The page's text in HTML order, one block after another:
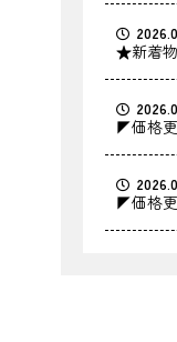
★新着
◤価格
◤価格